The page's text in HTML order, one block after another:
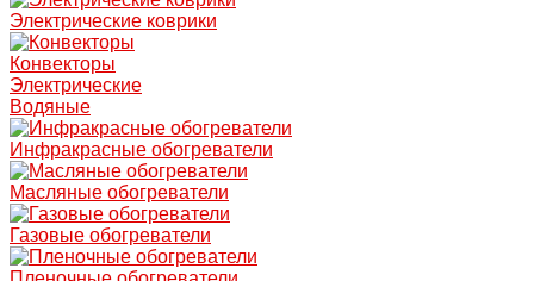
Электрические коврики
Конвекторы
Электрические
Водяные
Инфракрасные обогреватели
Масляные обогреватели
Газовые обогреватели